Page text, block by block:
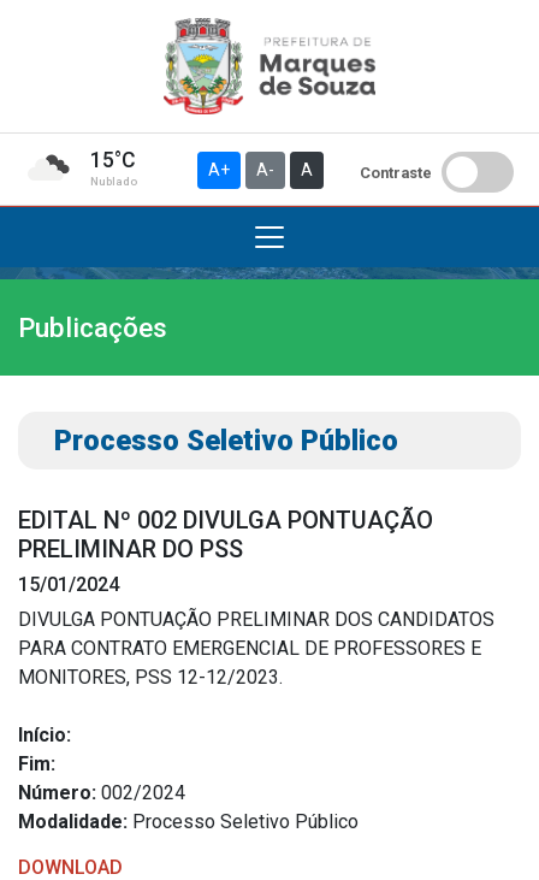
15°C
Nublado
A+ A- A Contraste
Institucional
A Prefeitura
Gabinete do Vice-prefeito
Símbolos Oficiais
Secretarias
Administração
Agricultura e Meio Ambiente
Assistência Social
Educação, Cultura, Desporto e Turismo
Publicações
Processo Seletivo Público
EDITAL Nº 002 DIVULGA PONTUAÇÃO
PRELIMINAR DO PSS
15/01/2024
DIVULGA PONTUAÇÃO PRELIMINAR DOS CANDIDATOS
PARA CONTRATO EMERGENCIAL DE PROFESSORES E
MONITORES, PSS 12-12/2023.
Início:
Fim:
Número: 002/2024
Modalidade: Processo Seletivo Público
DOWNLOAD